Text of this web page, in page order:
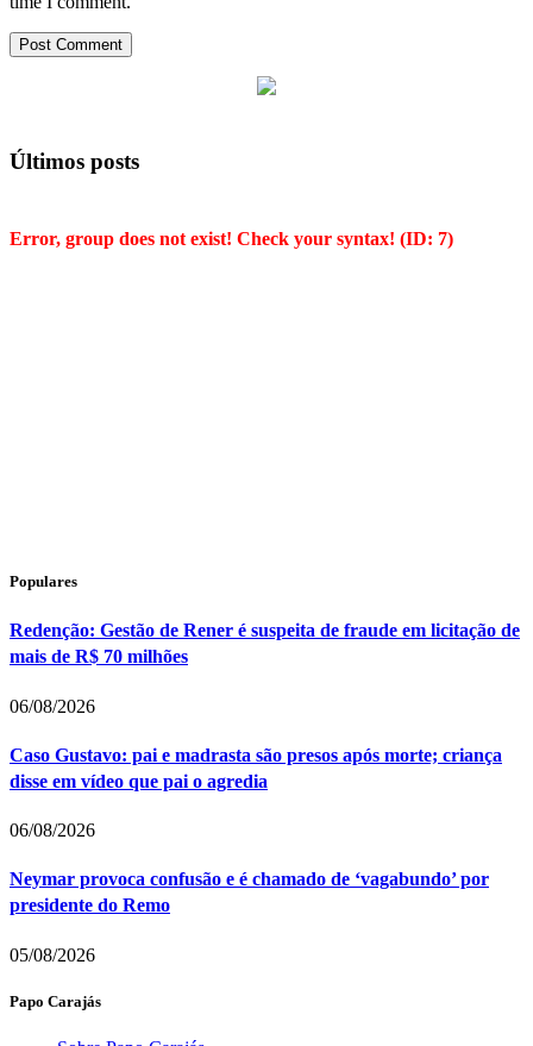
Últimos posts
Error, group does not exist! Check your syntax! (ID: 7)
Populares
Redenção: Gestão de Rener é suspeita de fraude em licitação de
mais de R$ 70 milhões
06/08/2026
Caso Gustavo: pai e madrasta são presos após morte; criança
disse em vídeo que pai o agredia
06/08/2026
Neymar provoca confusão e é chamado de ‘vagabundo’ por
presidente do Remo
05/08/2026
Papo Carajás